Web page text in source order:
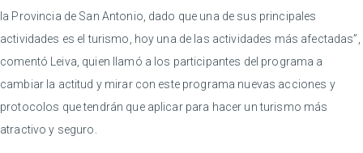
la Provincia de San Antonio, dado que una de sus principales
actividades es el turismo, hoy una de las actividades más afectadas”,
comentó Leiva, quien llamó a los participantes del programa a
cambiar la actitud y mirar con este programa nuevas acciones y
protocolos que tendrán que aplicar para hacer un turismo más
atractivo y seguro.